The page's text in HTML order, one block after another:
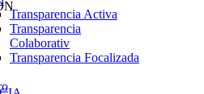
Transparencia Activa
Transparencia
Colaborativ
Transparencia Focalizada